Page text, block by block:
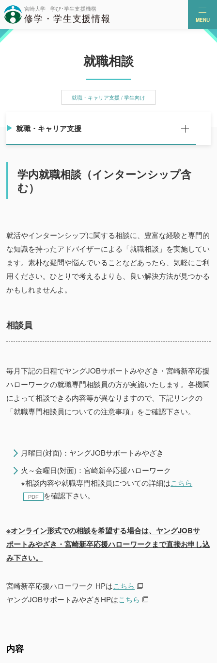
MENU
就職相談
就職・キャリア支援 / 学生向け
学内就職相談（インターンシップ含
む）
就活やインターンシップに関する相談に、豊富な経験と専門的
な知識を持ったアドバイザーによる「就職相談」を実施してい
ます。素朴な疑問や悩んでいることなどあったら、気軽にご利
用ください。ひとりで考えるよりも、良い解決方法が見つかる
かもしれませんよ。
相談員
毎月下記の日程でヤングJOBサポートみやざき・宮崎新卒応援
ハローワークの就職専門相談員の方が実施いたします。各機関
によって相談できる内容等が異なりますので、下記リンクの
「就職専門相談員についての注意事項」をご確認下さい。
月曜日(対面) ：ヤングJOBサポートみやざき
火～金曜日(対面) ：宮崎新卒応援ハローワーク
※相談内容や就職専門相談員についての詳細はこちら
を確認下さい。
※オンライン形式での相談を希望する場合は、ヤングJOBサ
ポートみやざき・宮崎新卒応援ハローワークまで直接お申し込
み下さい。
宮崎新卒応援ハローワーク HPはこちら
ヤングJOBサポートみやざきHPはこちら
内容
就職・キャリア支援